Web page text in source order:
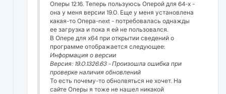
Оперы 12.16. Теперь пользуюсь Оперой для 64-х -
она у меня версии 19.0. Еще у меня установлена
какая-то Опера-next - потребовалась однажды
ее загрузка и пока я ей не пользовался.
В Опере для х64 при открытии сведений о
программе отображается следующее:
Информация о версии
Версия: 19.0.1326.63 - Произошла ошибка при
проверке наличия обновлений
То есть почему-то обнолвяться не хочет. На
сайте Оперы я тоже не нашел никакой